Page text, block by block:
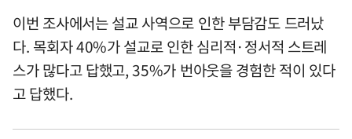
이번 조사에서는 설교 사역으로 인한 부담감도 드러났
다. 목회자 40%가 설교로 인한 심리적·정서적 스트레
스가 많다고 답했고, 35%가 번아웃을 경험한 적이 있다
고 답했다.